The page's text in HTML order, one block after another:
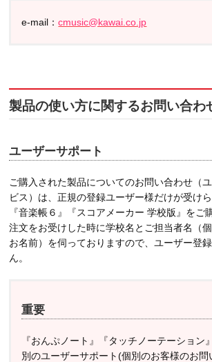
e-mail：cmusic@kawai.co.jp
製品の使い方に関するお問い合わ
ユーザーサポート
ご購入された製品についてのお問い合わせ（
ビス）は、正規の登録ユーザー様だけが受け
『音楽帳６』『スコアメーカー 学校版』をご
注文をお受けした時に学校名とご担当者名（
お名前）を伺っておりますので、ユーザー登
ん。
重要
『おんぷノート』『タッチノーテーション
別のユーザーサポート(個別のお客様のお